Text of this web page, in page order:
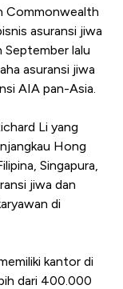
Commonwealth
asuransi jiwa
September lalu
asuransi jiwa
AIA pan-Asia.
Li yang
Hong
Singapura,
jiwa dan
di
kantor di
dari 400.000